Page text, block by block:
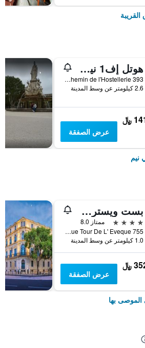
هوتل إف1 نيم ويست
393 Chemin de l'Hostellerie, نيم, إقليم غارد, فرنسا
2.6 كيلومتر عن وسط المدينة
﷼
عرض الصفقة
نيم
بست ويسترن لو أورانجيرى
4 نجوم
ممتاز 8.0
755 Rue Tour De L' Eveque, نيم, إقليم غارد, فرنسا
1.0 كيلومتر عن وسط المدينة
﷼
عرض الصفقة
الموصى بها